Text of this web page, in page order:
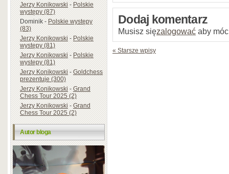
Jerzy Konikowski-Polskie
występy (87)
Dominik-Polskie występy
(83)
Jerzy Konikowski-Polskie
występy (81)
Jerzy Konikowski-Polskie
występy (81)
Jerzy Konikowski-Goldchess
prezentuje (300)
Jerzy Konikowski-Grand
Chess Tour 2025 (2)
Jerzy Konikowski-Grand
Chess Tour 2025 (2)
Autor bloga
Dodaj komentarz
Musisz sięzalogować aby
« Starsze wpisy